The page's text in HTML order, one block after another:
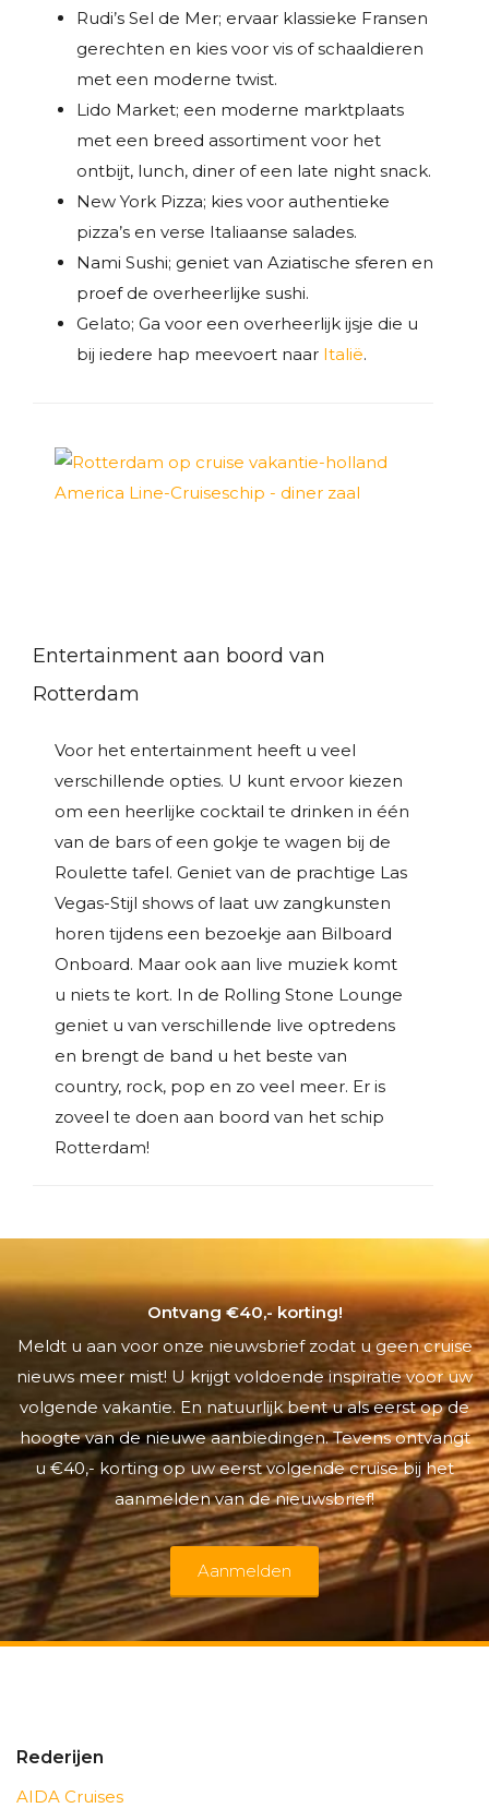
Rudi’s Sel de Mer; ervaar klassieke Fransen
gerechten en kies voor vis of schaaldieren
met een moderne twist.
Lido Market; een moderne marktplaats
met een breed assortiment voor het
ontbijt, lunch, diner of een late night snack.
New York Pizza; kies voor authentieke
pizza’s en verse Italiaanse salades.
Nami Sushi; geniet van Aziatische sferen en
proef de overheerlijke sushi.
Gelato; Ga voor een overheerlijk ijsje die u
bij iedere hap meevoert naar Italië.
Entertainment aan boord van
Rotterdam
Voor het entertainment heeft u veel
verschillende opties. U kunt ervoor kiezen
om een heerlijke cocktail te drinken in één
van de bars of een gokje te wagen bij de
Roulette tafel. Geniet van de prachtige Las
Vegas-Stijl shows of laat uw zangkunsten
horen tijdens een bezoekje aan Bilboard
Onboard. Maar ook aan live muziek komt
u niets te kort. In de Rolling Stone Lounge
geniet u van verschillende live optredens
en brengt de band u het beste van
country, rock, pop en zo veel meer. Er is
zoveel te doen aan boord van het schip
Rotterdam!
Ontvang €40,- korting!
Meldt u aan voor onze nieuwsbrief zodat u geen cruise
nieuws meer mist! U krijgt voldoende inspiratie voor uw
volgende vakantie. En natuurlijk bent u als eerst op de
hoogte van de nieuwe aanbiedingen. Tevens ontvangt
u €40,- korting op uw eerst volgende cruise bij het
aanmelden van de nieuwsbrief!
Aanmelden
Rederijen
AIDA Cruises